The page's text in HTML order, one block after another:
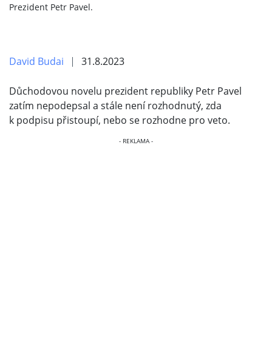
Prezident Petr Pavel.
David Budai 31.8.2023
Důchodovou novelu prezident republiky Petr Pavel
zatím nepodepsal a stále není rozhodnutý, zda
k podpisu přistoupí, nebo se rozhodne pro veto.